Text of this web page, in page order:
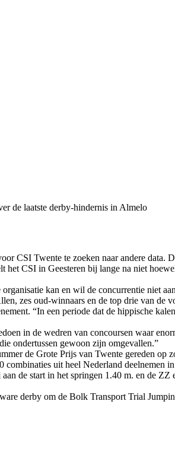
de laatste derby-hindernis in Almelo
Twente te zoeken naar andere data.
CSI in Geesteren bij lange na niet
kan en wil de concurrentie niet
zes oud-winnaars en de top drie van
“In een periode dat de hippische
in de wedren van concoursen waar
ondertussen gewoon zijn omgevallen.”
de Grote Prijs van Twente gereden op
uit heel Nederland deelnemen
de start in het springen 1.40 m. en de
derby om de Bolk Transport Trial